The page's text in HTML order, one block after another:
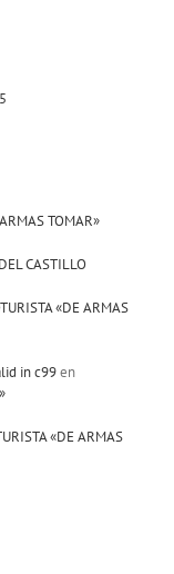
TOMAR»
CASTILLO
«DE ARMAS
in c99en
«DE ARMAS